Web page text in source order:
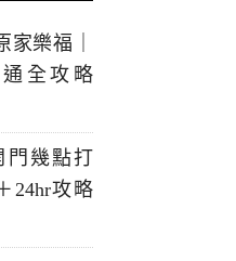
家樂福｜
全攻略
門幾點打
24hr攻略